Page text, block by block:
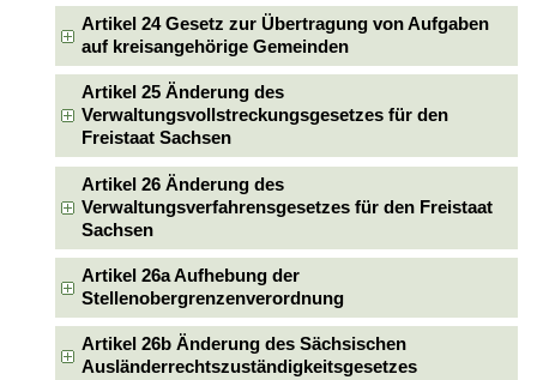
Artikel 24 Gesetz zur Übertragung von Aufgaben
auf kreisangehörige Gemeinden
Artikel 25 Änderung des
Verwaltungsvollstreckungsgesetzes für den
Freistaat Sachsen
Artikel 26 Änderung des
Verwaltungsverfahrensgesetzes für den Freistaat
Sachsen
Artikel 26a Aufhebung der
Stellenobergrenzenverordnung
Artikel 26b Änderung des Sächsischen
Ausländerrechtszuständigkeitsgesetzes